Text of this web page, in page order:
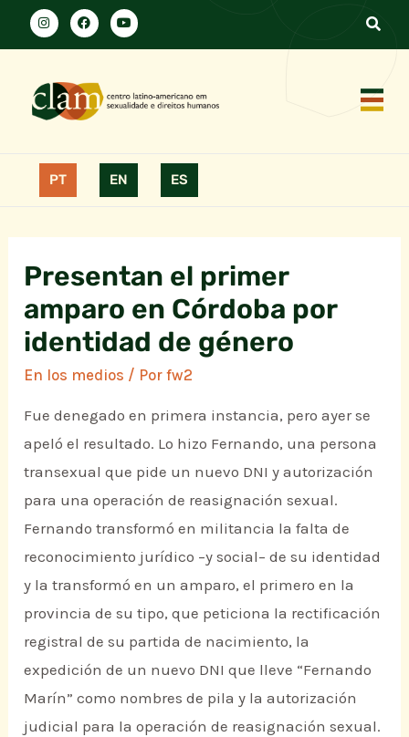
PT EN ES
Presentan el primer
amparo en Córdoba por
identidad de género
En los medios / Porfw2
Fue denegado en primera instancia, pero ayer se
apeló el resultado. Lo hizo Fernando, una persona
transexual que pide un nuevo DNI y autorización
para una operación de reasignación sexual.
Fernando transformó en militancia la falta de
reconocimiento jurídico –y social– de su identidad
y la transformó en un amparo, el primero en la
provincia de su tipo, que peticiona la rectificación
registral de su partida de nacimiento, la
expedición de un nuevo DNI que lleve “Fernando
Marín” como nombres de pila y la autorización
judicial para la operación de reasignación sexual.